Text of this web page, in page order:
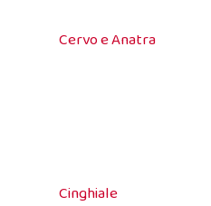
Cervo e Anatra
Cinghiale